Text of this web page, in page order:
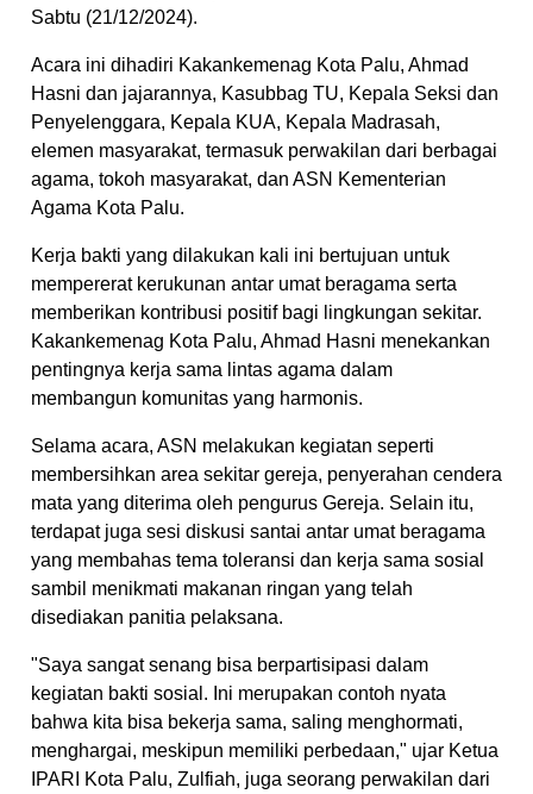
Sabtu (21/12/2024).
Acara ini dihadiri Kakankemenag Kota Palu, Ahmad
Hasni dan jajarannya, Kasubbag TU, Kepala Seksi dan
Penyelenggara, Kepala KUA, Kepala Madrasah,
elemen masyarakat, termasuk perwakilan dari berbagai
agama, tokoh masyarakat, dan ASN Kementerian
Agama Kota Palu.
Kerja bakti yang dilakukan kali ini bertujuan untuk
mempererat kerukunan antar umat beragama serta
memberikan kontribusi positif bagi lingkungan sekitar.
Kakankemenag Kota Palu, Ahmad Hasni menekankan
pentingnya kerja sama lintas agama dalam
membangun komunitas yang harmonis.
Selama acara, ASN melakukan kegiatan seperti
membersihkan area sekitar gereja, penyerahan cendera
mata yang diterima oleh pengurus Gereja. Selain itu,
terdapat juga sesi diskusi santai antar umat beragama
yang membahas tema toleransi dan kerja sama sosial
sambil menikmati makanan ringan yang telah
disediakan panitia pelaksana.
"Saya sangat senang bisa berpartisipasi dalam
kegiatan bakti sosial. Ini merupakan contoh nyata
bahwa kita bisa bekerja sama, saling menghormati,
menghargai, meskipun memiliki perbedaan," ujar Ketua
IPARI Kota Palu, Zulfiah, juga seorang perwakilan dari